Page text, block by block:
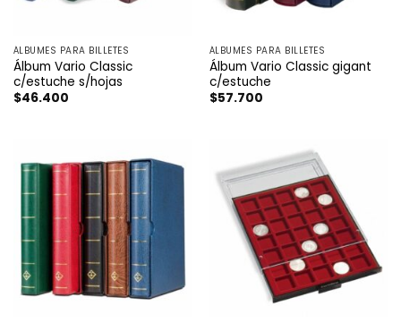
ÁLBUMES PARA BILLETES
Álbum Vario Classic
c/estuche s/hojas
$46.400
ÁLBUMES PARA BILLETES
Álbum Vario Classic gigant
c/estuche
$57.700